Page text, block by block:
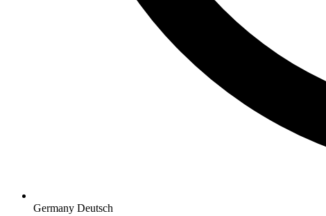
Germany Deutsch